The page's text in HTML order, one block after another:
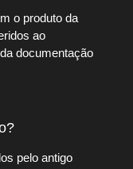
o produto da
ao
documentação
pelo antigo